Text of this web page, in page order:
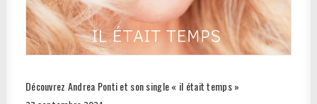
Découvrez Andrea Ponti et son single « il était temps »